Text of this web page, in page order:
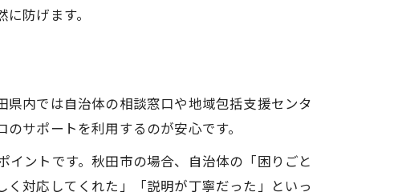
防げます。
内では自治体の相談窓口や地域包括支援センタ
サポートを利用するのが安心です。
ントです。秋田市の場合、自治体の「困りごと
対応してくれた」「説明が丁寧だった」といっ